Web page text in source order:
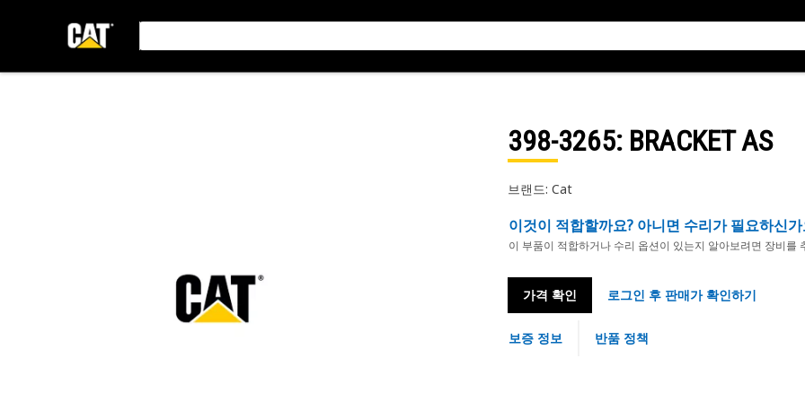
398-3265: BRACKET AS
브랜드: Cat
이것이 적합할까요? 아니면 수리가 필요하신가
이 부품이 적합하거나 수리 옵션이 있는지 알아보려면 장비를
가격 확인 로그인 후 판매가 확인하기
보증 정보 반품 정책